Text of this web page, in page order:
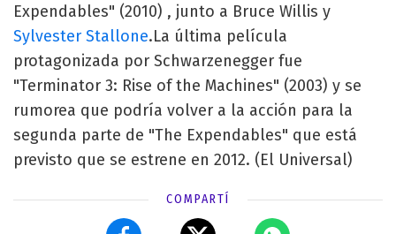
Expendables" (2010) , junto a Bruce Willis y
Sylvester Stallone.La última película
protagonizada por Schwarzenegger fue
"Terminator 3: Rise of the Machines" (2003) y se
rumorea que podría volver a la acción para la
segunda parte de "The Expendables" que está
previsto que se estrene en 2012. (El Universal)
COMPARTÍ